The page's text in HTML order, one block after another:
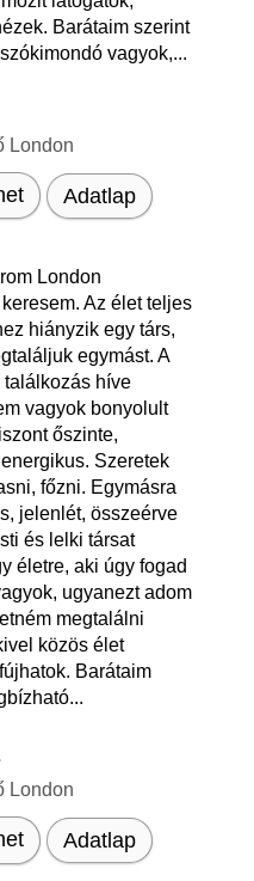
Barátaim szerint
vagyok,...
London
Adatlap
London
Az élet teljes
hiányzik egy társ,
egymást. A
találkozás híve
vagyok bonyolult
őszinte,
Szeretek
főzni. Egymásra
jelenlét, összeérve
és lelki társat
életre, aki úgy fogad
ugyanezt adom
megtalálni
közös élet
Barátaim
London
Adatlap